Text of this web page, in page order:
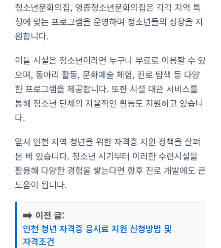
청소년문화의집, 영종청소년문화의집은 각각 지역 특
성에 맞는 프로그램을 운영하며 청소년들의 성장을 지
원합니다.
이들 시설은 청소년이라면 누구나 무료로 이용할 수 있
으며, 동아리 활동, 문화예술 체험, 진로 탐색 등 다양
한 프로그램을 제공합니다. 또한 시설 대관 서비스를
통해 청소년 단체의 자율적인 활동도 지원하고 있습니
다.
앞서 인천 지역 청년을 위한 자격증 지원 정책을 살펴
본 바 있습니다. 청소년 시기부터 이러한 수련시설을
활용해 다양한 경험을 쌓는다면 향후 진로 개발에도 큰
도움이 됩니다.
➡️ 이전 글:
인천 청년 자격증 응시료 지원 신청방법 및
자격조건